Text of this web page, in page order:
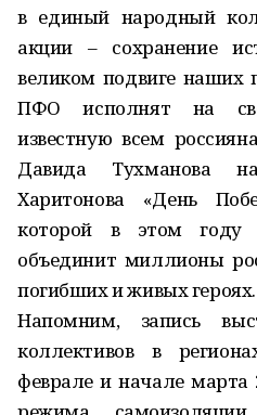
в единый народный
акции – сохранение
великом подвиге наших
ПФО исполнят на
известную всем
Давида Тухманова
Харитонова «День
которой в этом году
объединит миллионы
погибших и живых героях.
Напомним, запись
коллективов в
феврале и начале марта